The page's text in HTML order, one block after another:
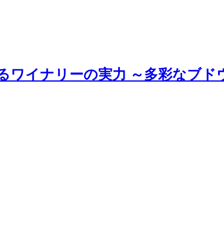
イナリーの実力 ～多彩なブド